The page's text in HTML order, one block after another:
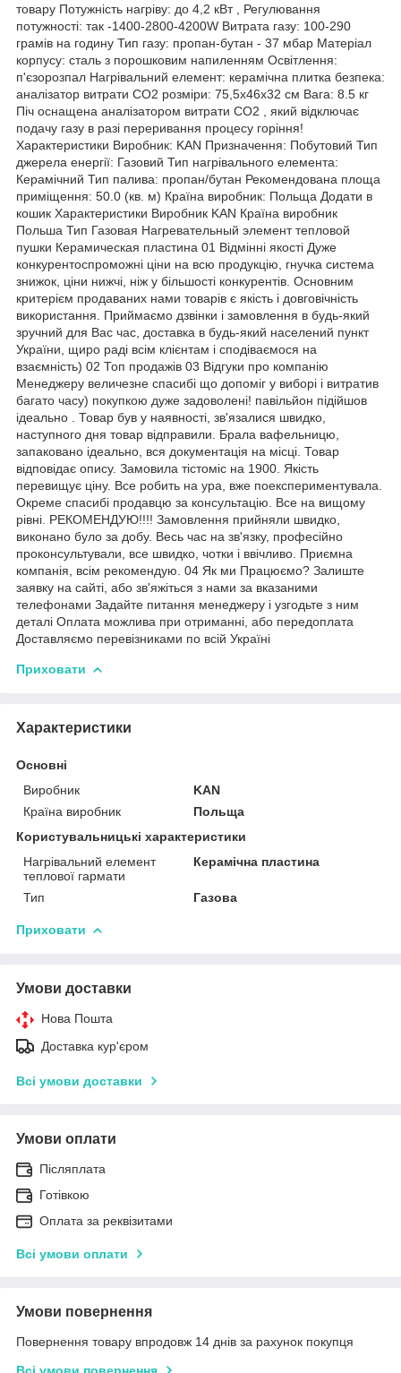
товару Потужність нагріву: до 4,2 кВт , Регулювання
потужності: так -1400-2800-4200W Витрата газу: 100-290
грамів на годину Тип газу: пропан-бутан - 37 мбар Матеріал
корпусу: сталь з порошковим напиленням Освітлення:
п'єзорозпал Нагрівальний елемент: керамічна плитка безпека:
аналізатор витрати СО2 розміри: 75,5x46x32 см Вага: 8.5 кг
Піч оснащена аналізатором витрати СО2 , який відключає
подачу газу в разі переривання процесу горіння!
Характеристики Виробник: KAN Призначення: Побутовий Тип
джерела енергії: Газовий Тип нагрівального елемента:
Керамічний Тип палива: пропан/бутан Рекомендована площа
приміщення: 50.0 (кв. м) Країна виробник: Польща Додати в
кошик Характеристики Виробник KAN Країна виробник
Польша Тип Газовая Нагревательный элемент тепловой
пушки Керамическая пластина 01 Відмінні якості Дуже
конкурентоспроможні ціни на всю продукцію, гнучка система
знижок, ціни нижчі, ніж у більшості конкурентів. Основним
критерієм продаваних нами товарів є якість і довговічність
використання. Приймаємо дзвінки і замовлення в будь-який
зручний для Вас час, доставка в будь-який населений пункт
України, щиро раді всім клієнтам і сподіваємося на
взаємність) 02 Топ продажів 03 Відгуки про компанію
Менеджеру величезне спасибі що допоміг у виборі і витратив
багато часу) покупкою дуже задоволені! павільйон підійшов
ідеально . Товар був у наявності, зв'язалися швидко,
наступного дня товар відправили. Брала вафельницю,
запаковано ідеально, вся документація на місці. Товар
відповідає опису. Замовила тістоміс на 1900. Якість
перевищує ціну. Все робить на ура, вже поекспериментувала.
Окреме спасибі продавцю за консультацію. Все на вищому
рівні. РЕКОМЕНДУЮ!!!! Замовлення прийняли швидко,
виконано було за добу. Весь час на зв'язку, професійно
проконсультували, все швидко, чотки і ввічливо. Приємна
компанія, всім рекомендую. 04 Як ми Працюємо? Залиште
заявку на сайті, або зв'яжіться з нами за вказаними
телефонами Задайте питання менеджеру і узгодьте з ним
деталі Оплата можлива при отриманні, або передоплата
Доставляємо перевізниками по всій Україні
Приховати
Характеристики
Основні
Виробник
KAN
Країна виробник
Польща
Користувальницькі характеристики
Нагрівальний елемент
теплової гармати
Керамічна пластина
Тип Газова
Приховати
Умови доставки
Нова Пошта
Доставка кур'єром
Всі умови доставки
Умови оплати
Післяплата
Готівкою
Оплата за реквізитами
Всі умови оплати
Умови повернення
Повернення товару впродовж 14 днів за рахунок покупця
Всі умови повернення